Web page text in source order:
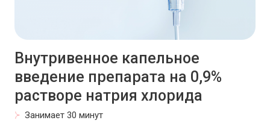
Внутривенное капельное
введение препарата на 0,9%
растворе натрия хлорида
Занимает 30 минут